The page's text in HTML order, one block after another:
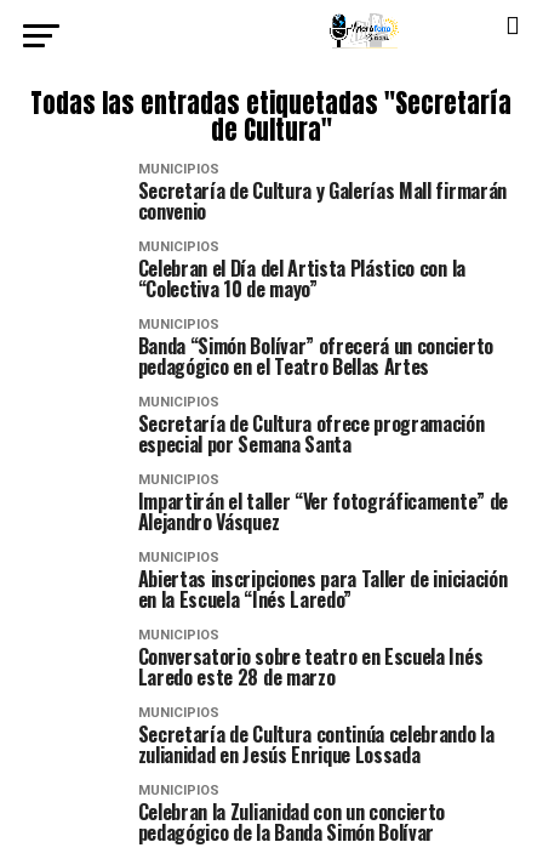
Todas las entradas etiquetadas "Secretaría
de Cultura"
MUNICIPIOS
Secretaría de Cultura y Galerías Mall firmarán
convenio
MUNICIPIOS
Celebran el Día del Artista Plástico con la
“Colectiva 10 de mayo”
MUNICIPIOS
Banda “Simón Bolívar” ofrecerá un concierto
pedagógico en el Teatro Bellas Artes
MUNICIPIOS
Secretaría de Cultura ofrece programación
especial por Semana Santa
MUNICIPIOS
Impartirán el taller “Ver fotográficamente” de
Alejandro Vásquez
MUNICIPIOS
Abiertas inscripciones para Taller de iniciación
en la Escuela “Inés Laredo”
MUNICIPIOS
Conversatorio sobre teatro en Escuela Inés
Laredo este 28 de marzo
MUNICIPIOS
Secretaría de Cultura continúa celebrando la
zulianidad en Jesús Enrique Lossada
MUNICIPIOS
Celebran la Zulianidad con un concierto
pedagógico de la Banda Simón Bolívar